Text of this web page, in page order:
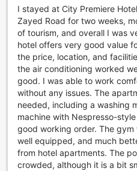
erilaisia retkiä, mikä tekee
tutkimisesta helppoa ja
itsenäisesti, voit hyödyntää
taksin suoraan
ilmainen pysäköinti, joten voit
tiedät autosi olevan
palvelu on käytettävissä,
lähtemisestä entistä
Apartments - Dubain
suunniteltu tekemään
miellyttävä.
Huoneen Mukavuudet City
Dubain
I stayed at City Premiere
Zayed Road for two weeks,
of tourism, and overall I was
hotel offers very good value
the price, location, and
the air conditioning worked
good. I was able to work
without any issues. The
needed, including a washing
machine with Nespresso-
good working order. The gym
well equipped, and much
from hotel apartments. The
crowded, although it is a bit